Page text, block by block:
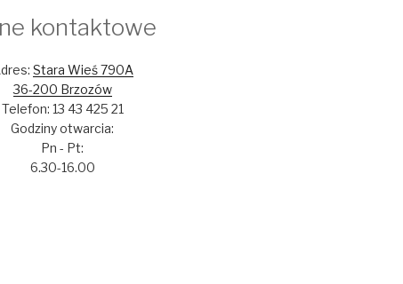
kontaktowe
Stara Wieś 790A
36-200 Brzozów
Telefon: 13 43 425 21
Godziny otwarcia:
Pn - Pt:
6.30-16.00